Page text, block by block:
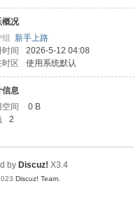
概况
组 新手上路
间
2026-5-12 04:08
时区
使用系统默认
信息
空间
0 B
2
by Discuz! X3.4
Discuz! Team